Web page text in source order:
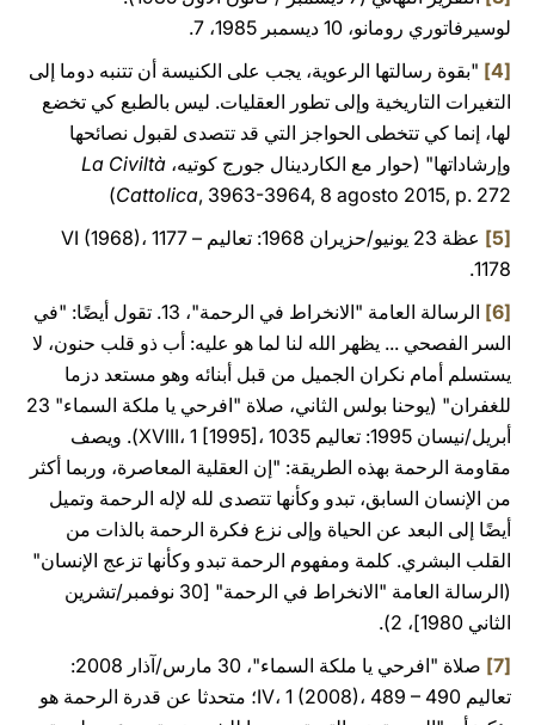
لوسيرفاتوري رومانو، 10 ديسمبر 1985، 7.
[4]
"بقوة رسالتها الرعوية، يجب على الكنيسة أن تتنبه دوما إلى
التغيرات التاريخية وإلى تطور العقليات. ليس بالطبع كي تخضع
لها، إنما كي تتخطى الحواجز التي قد تتصدى لقبول نصائحها
وإرشاداتها" (حوار مع الكاردينال جورج كوتيه، La Civiltà
Cattolica, 3963-3964, 8 agosto 2015, p. 272)
[5]
عظة 23 يونيو/حزيران 1968: تعاليم VI (1968)، 1177 –
1178.
[6]
الرسالة العامة "الانخراط في الرحمة"، 13. تقول أيضًا: "في
السر الفصحي ... يظهر الله لنا لما هو عليه: أب ذو قلب حنون، لا
يستسلم أمام نكران الجميل من قبل أبنائه وهو مستعد دزما
للغفران" (يوحنا بولس الثاني، صلاة "افرحي يا ملكة السماء" 23
أبريل/نيسان 1995: تعاليم XVIII، 1 [1995]، 1035). ويصف
مقاومة الرحمة بهذه الطريقة: "إن العقلية المعاصرة، وربما أكثر
من الإنسان السابق، تبدو وكأنها تتصدى لله لإله الرحمة وتميل
أيضًا إلى البعد عن الحياة وإلى نزع فكرة الرحمة بالذات من
القلب البشري. كلمة ومفهوم الرحمة تبدو وكأنها تزعج الإنسان"
(الرسالة العامة "الانخراط في الرحمة" [30 نوفمبر/تشرين
الثاني 1980]، 2).
[7]
صلاة "افرحي يا ملكة السماء"، 30 مارس/آذار 2008:
تعاليم IV، 1 (2008)، 489 – 490؛ متحدثا عن قدرة الرحمة هو